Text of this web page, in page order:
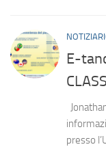
E-
CLASS
presso